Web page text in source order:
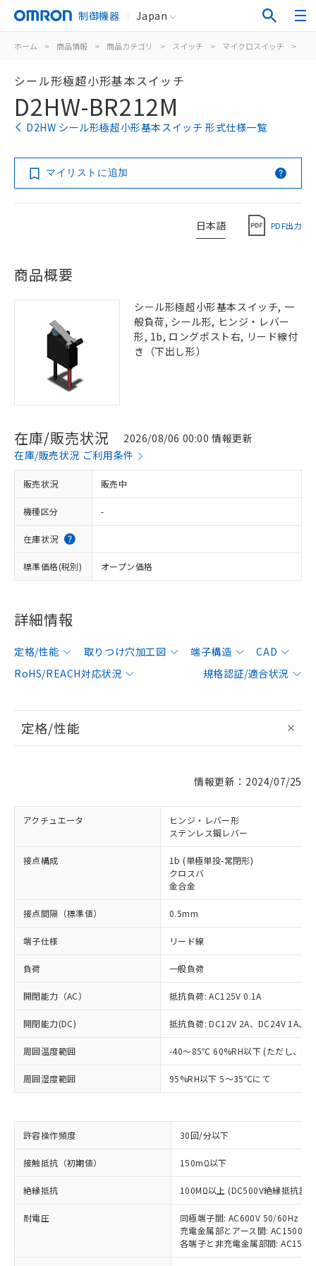
制御機器 Japan
ホーム > 商品情報 > 商品カテゴリ > スイッチ > マイクロスイッチ >
シール形極超小形基本スイッチ
D2HW-BR212M
D2HW シール形極超小形基本スイッチ 形式仕様一覧
マイリストに追加
日本語 PDF出力
商品概要
シール形極超小形基本スイッチ, 一
般負荷, シール形, ヒンジ・レバー
形, 1b, ロングポスト右, リード線付
き（下出し形）
在庫/販売状況
2026/08/06 00:00 情報更新
在庫/販売状況 ご利用条件
販売状況 販売中
機種区分 -
在庫状況
標準価格(税別) オープン価格
詳細情報
定格/性能 取りつけ穴加工図 端子構造
CAD
RoHS/REACH対応状況
規格認証/適合状況
定格/性能
情報更新：2024/07/25
アクチュエータ
ヒンジ・レバー形
ステンレス鋼レバー
接点構成
1b (単極単投-常閉形)
クロスバ
金合金
接点間隔（標準値） 0.5mm
端子仕様 リード線
負荷 一般負荷
開閉能力（AC） 抵抗負荷: AC125V 0.1A
開閉能力(DC) 抵抗負荷: DC12V 2A、DC24V 1A、
周囲温度範囲 -40～85℃ 60%RH以下 (ただし、氷
周囲湿度範囲 95%RH以下 5～35℃にて
許容操作頻度 30回/分以下
接触抵抗（初期値） 150mΩ以下
絶縁抵抗 100MΩ以上 (DC500V絶縁抵抗計
耐電圧
同極端子間: AC600V 50/60Hz
充電金属部とアース間: AC1500V
各端子と非充電金属部間:
以下の条件をお読みいただき、同意のうえ
※1 対応状況
対応済み：EU RoHS指令（10物質）の
非含有に対応した製品が提供可能な商品で
す。
対応予定：EU RoHS指令（10物質）の非含
有に対応した製品に切り替える予定のある
対応予定なし：EU RoHS指令（10物質）の